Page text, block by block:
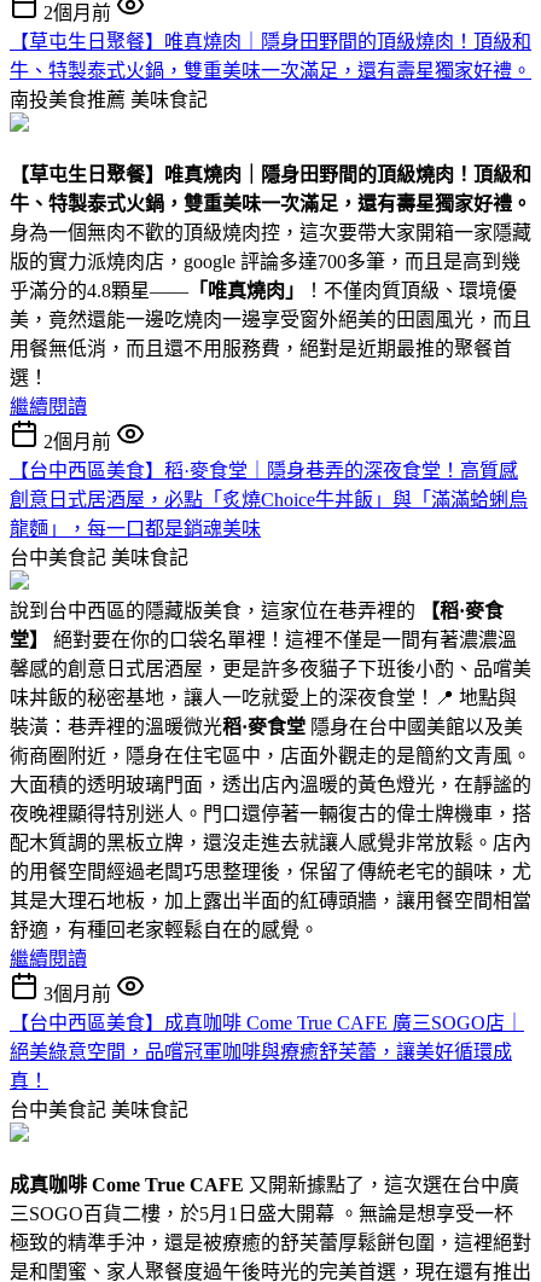
2個月前
【草屯生日聚餐】唯真燒肉｜隱身田野間的頂級燒肉！頂級和
牛、特製泰式火鍋，雙重美味一次滿足，還有壽星獨家好禮。
南投美食推薦 美味食記
【草屯生日聚餐】唯真燒肉｜隱身田野間的頂級燒肉！頂級和
牛、特製泰式火鍋，雙重美味一次滿足，還有壽星獨家好禮。
身為一個無肉不歡的頂級燒肉控，這次要帶大家開箱一家隱藏
版的實力派燒肉店，google 評論多達700多筆，而且是高到幾
乎滿分的4.8顆星—— 「唯真燒肉」
！不僅肉質頂級、環境優
美，竟然還能一邊吃燒肉一邊享受窗外絕美的田園風光，而且
用餐無低消，而且還不用服務費，絕對是近期最推的聚餐首
選！
繼續閱讀
2個月前
【台中西區美食】稻·麥食堂｜隱身巷弄的深夜食堂！高質感
創意日式居酒屋，必點「炙燒Choice牛丼飯」與「滿滿蛤蜊烏
龍麵」，每一口都是銷魂美味
台中美食記 美味食記
說到台中西區的隱藏版美食，這家位在巷弄裡的
【稻·麥食
堂】
絕對要在你的口袋名單裡！這裡不僅是一間有著濃濃溫
馨感的創意日式居酒屋，更是許多夜貓子下班後小酌、品嚐美
味丼飯的秘密基地，讓人一吃就愛上的深夜食堂！📍 地點與
裝潢：巷弄裡的溫暖微光稻·麥食堂 隱身在台中國美館以及美
術商圈附近，隱身在住宅區中，店面外觀走的是簡約文青風。
大面積的透明玻璃門面，透出店內溫暖的黃色燈光，在靜謐的
夜晚裡顯得特別迷人。門口還停著一輛復古的偉士牌機車，搭
配木質調的黑板立牌，還沒走進去就讓人感覺非常放鬆。店內
的用餐空間經過老闆巧思整理後，保留了傳統老宅的韻味，尤
其是大理石地板，加上露出半面的紅磚頭牆，讓用餐空間相當
舒適，有種回老家輕鬆自在的感覺。
繼續閱讀
3個月前
【台中西區美食】成真咖啡 Come True CAFE 廣三SOGO店｜
絕美綠意空間，品嚐冠軍咖啡與療癒舒芙蕾，讓美好循環成
真！
台中美食記 美味食記
成真咖啡 Come True CAFE 又開新據點了，這次選在台中廣
三SOGO百貨二樓，於5月1日盛大開幕 。無論是想享受一杯
極致的精準手沖，還是被療癒的舒芙蕾厚鬆餅包圍，這裡絕對
是和閨蜜、家人聚餐度過午後時光的完美首選，現在還有推出